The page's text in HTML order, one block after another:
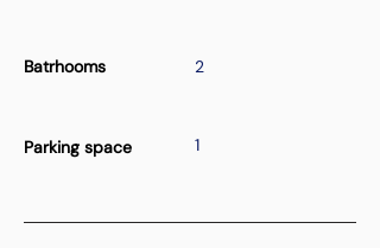
Batrhooms 2
Parking space 1